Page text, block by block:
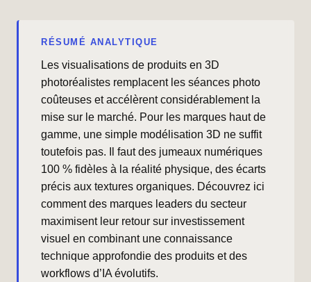
RÉSUMÉ ANALYTIQUE
Les visualisations de produits en 3D
photoréalistes remplacent les séances photo
coûteuses et accélèrent considérablement la
mise sur le marché. Pour les marques haut de
gamme, une simple modélisation 3D ne suffit
toutefois pas. Il faut des jumeaux numériques
100 % fidèles à la réalité physique, des écarts
précis aux textures organiques. Découvrez ici
comment des marques leaders du secteur
maximisent leur retour sur investissement
visuel en combinant une connaissance
technique approfondie des produits et des
workflows d’IA évolutifs.